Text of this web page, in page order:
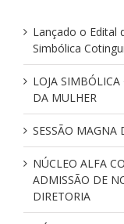
Lançado o Edital
Simbólica
LOJA
DA MULHER
SESSÃO MAGNA
NÚCLEO ALFA
ADMISSÃO DE
DIRETORIA